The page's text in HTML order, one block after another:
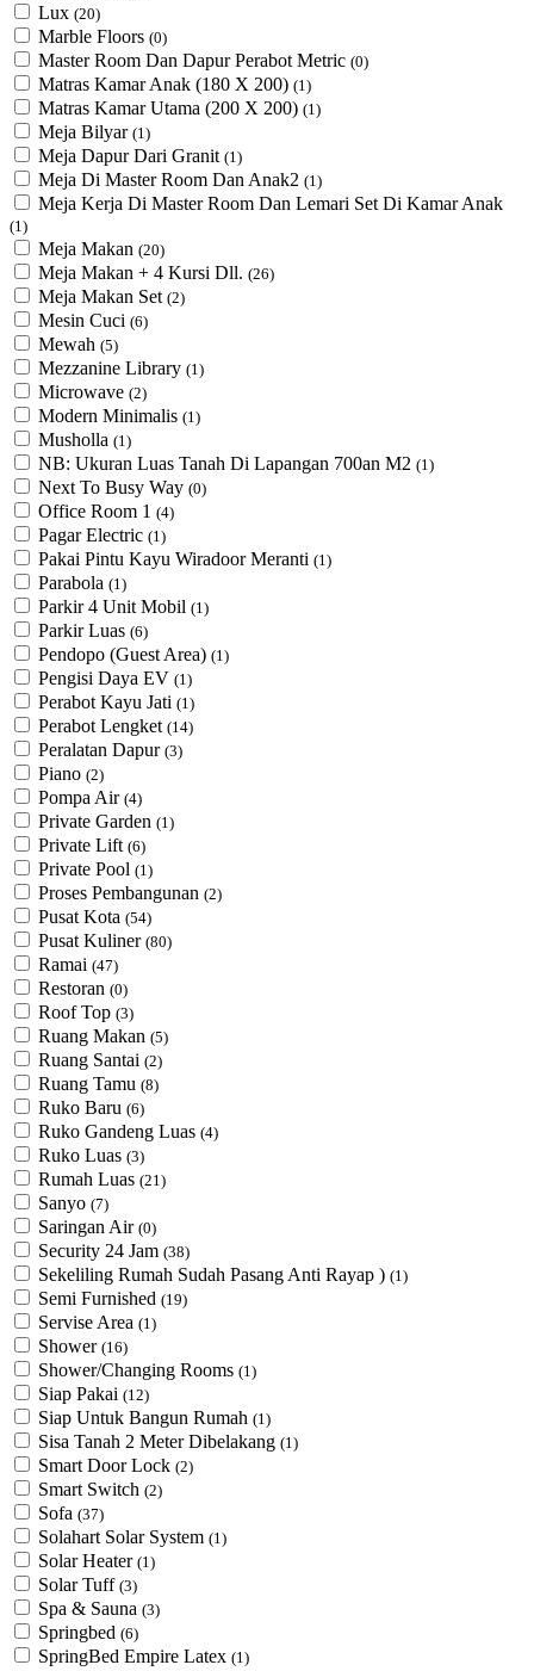
Lux (20)
Marble Floors (0)
Master Room Dan Dapur Perabot Metric (0)
Matras Kamar Anak (180 X 200) (1)
Matras Kamar Utama (200 X 200) (1)
Meja Bilyar (1)
Meja Dapur Dari Granit (1)
Meja Di Master Room Dan Anak2 (1)
Meja Kerja Di Master Room Dan Lemari Set Di Kamar Anak
(1)
Meja Makan (20)
Meja Makan + 4 Kursi Dll. (26)
Meja Makan Set (2)
Mesin Cuci (6)
Mewah (5)
Mezzanine Library (1)
Microwave (2)
Modern Minimalis (1)
Musholla (1)
NB: Ukuran Luas Tanah Di Lapangan 700an M2 (1)
Next To Busy Way (0)
Office Room 1 (4)
Pagar Electric (1)
Pakai Pintu Kayu Wiradoor Meranti (1)
Parabola (1)
Parkir 4 Unit Mobil (1)
Parkir Luas (6)
Pendopo (Guest Area) (1)
Pengisi Daya EV (1)
Perabot Kayu Jati (1)
Perabot Lengket (14)
Peralatan Dapur (3)
Piano (2)
Pompa Air (4)
Private Garden (1)
Private Lift (6)
Private Pool (1)
Proses Pembangunan (2)
Pusat Kota (54)
Pusat Kuliner (80)
Ramai (47)
Restoran (0)
Roof Top (3)
Ruang Makan (5)
Ruang Santai (2)
Ruang Tamu (8)
Ruko Baru (6)
Ruko Gandeng Luas (4)
Ruko Luas (3)
Rumah Luas (21)
Sanyo (7)
Saringan Air (0)
Security 24 Jam (38)
Sekeliling Rumah Sudah Pasang Anti Rayap ) (1)
Semi Furnished (19)
Servise Area (1)
Shower (16)
Shower/Changing Rooms (1)
Siap Pakai (12)
Siap Untuk Bangun Rumah (1)
Sisa Tanah 2 Meter Dibelakang (1)
Smart Door Lock (2)
Smart Switch (2)
Sofa (37)
Solahart Solar System (1)
Solar Heater (1)
Solar Tuff (3)
Spa & Sauna (3)
Springbed (6)
SpringBed Empire Latex (1)